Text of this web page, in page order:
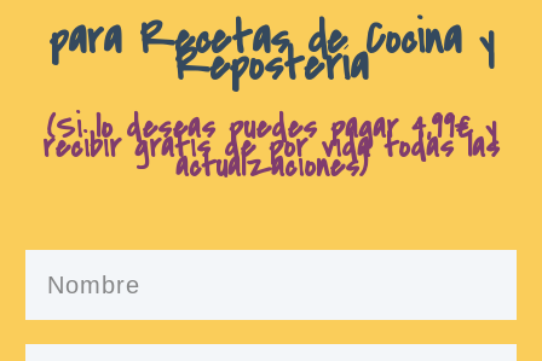
para Recetas de Cocina y
Repostería
(Si lo deseas puedes pagar 4,99€ y
recibir gratis de por vida todas las
actualzaciones)